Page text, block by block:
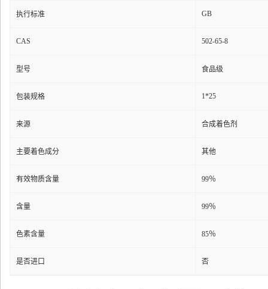
执行标准 GB
CAS 502-65-8
型号 食品级
包装规格 1*25
来源 合成着色剂
主要着色成分 其他
有效物质含量 99％
含量 99％
色素含量 85％
是否进口 否